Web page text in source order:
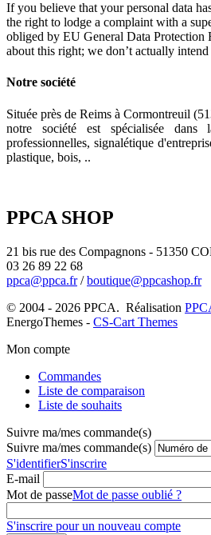
If you believe that your personal data
the right to lodge a complaint with a
obliged by EU General Data
about this right; we don’t actually
Notre société
Située près de Reims à Cormontreuil
notre société est spécialisée dans
professionnelles, signalétique
plastique, bois, ..
PPCA SHOP
21 bis rue des Compagnons - 51350
03 26 89 22 68
ppca@ppca.fr/boutique@ppcashop.fr
© 2004 - 2026 PPCA. Réalisation
EnergoThemes - CS-Cart Themes
Mon compte
Commandes
Liste de comparaison
Liste de souhaits
Suivre ma/mes commande(s)
Suivre ma/mes commande(s)
S'identifierS'inscrire
E-mail
Mot de passeMot de passe oublié ?
S'inscrire pour un nouveau compte